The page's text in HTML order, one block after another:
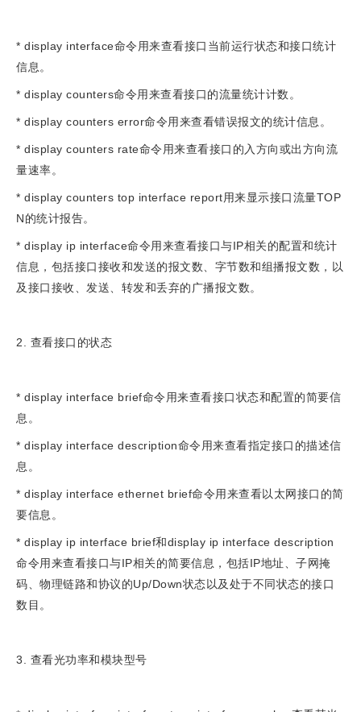
* display interface命令用来查看接口当前运行状态和接口统计
信息。
* display counters命令用来查看接口的流量统计计数。
* display counters error命令用来查看错误报文的统计信息。
* display counters rate命令用来查看接口的入方向或出方向流
量速率。
* display counters top interface report用来显示接口流量TOP
N的统计报告。
* display ip interface命令用来查看接口与IP相关的配置和统计
信息，包括接口接收和发送的报文数、字节数和组播报文数，以
及接口接收、发送、转发和丢弃的广播报文数。
2. 查看接口的状态
* display interface brief命令用来查看接口状态和配置的简要信
息。
* display interface description命令用来查看指定接口的描述信
息。
* display interface ethernet brief命令用来查看以太网接口的简
要信息。
* display ip interface brief和display ip interface description
命令用来查看接口与IP相关的简要信息，包括IP地址、子网掩
码、物理链路和协议的Up/Down状态以及处于不同状态的接口
数目。
3. 查看光功率和模块型号